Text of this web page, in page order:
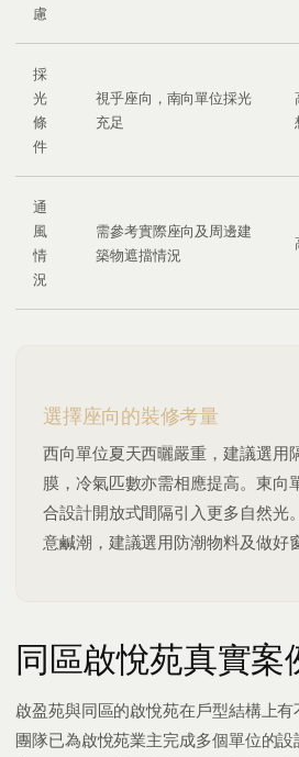
慮
採
光
條
件
視乎座向，南向單位採光
充足
通
風
情
況
需參考實際座向及周邊建
築物遮擋情況
選擇座向的裝修考量
西向單位夏天西曬嚴重，建議選用
膜，冷氣匹數亦需相應提高。東向
合設計開放式間隔引入更多自然光
意鹹潮，建議選用防潮物料及做好
同區啟悅苑真實案
啟盈苑與同區的啟悅苑在戶型結構上
團隊已為啟悅苑業主完成多個單位的